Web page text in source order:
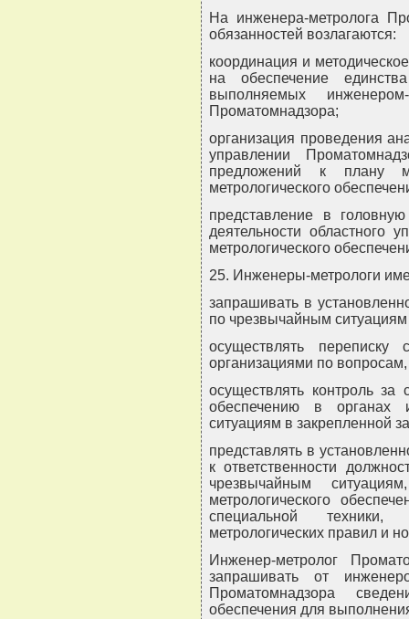
На инженера-метролога
обязанностей возлагаются:
координация и
на обеспечение
выполняемых
Проматомнадзора;
организация проведения
управлении
предложений к плану
метрологического
представление в
деятельности областного
метрологического
25. Инженеры-метрологи
запрашивать в
по чрезвычайным
осуществлять
организациями по
осуществлять контроль за
обеспечению в органах
ситуациям в закрепленной
представлять в
к ответственности
чрезвычайным
метрологического
специальной
метрологических правил и
Инженер-метролог
запрашивать от
Проматомнадзора
обеспечения для